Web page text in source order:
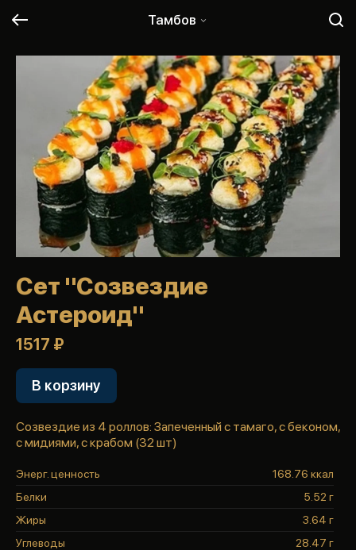
Тамбов
Сет "Созвездие
Астероид"
1517 ₽
В корзину
Созвездие из 4 роллов: Запеченный с тамаго, с беконом,
с мидиями, с крабом (32 шт)
Энерг. ценность
168.76 ккал
Белки
5.52 г
Жиры
3.64 г
Углеводы
28.47 г